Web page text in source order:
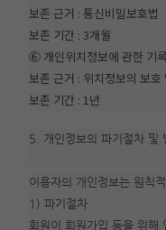
보존 근거 : 통신비밀보호법
보존 기간 : 3개월
⑥ 개인위치정보에 관한 기록
보존 근거 : 위치정보의 보호
보존 기간 : 1년
5. 개인정보의 파기절차 및
이용자의 개인정보는 원칙
1) 파기절차
회원이 회원가입 등을 위해